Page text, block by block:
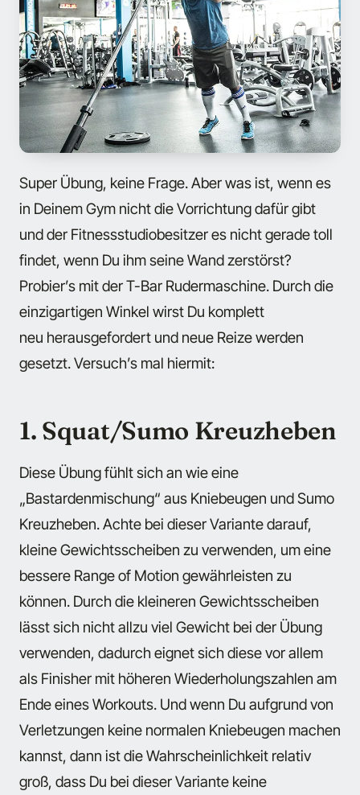
Super Übung, keine Frage. Aber was ist, wenn es
in Deinem Gym nicht die Vorrichtung dafür gibt
und der Fitnessstudiobesitzer es nicht gerade toll
findet, wenn Du ihm seine Wand zerstörst?
Probier’s mit der T-Bar Rudermaschine. Durch die
einzigartigen Winkel wirst Du komplett
neu herausgefordert und neue Reize werden
gesetzt. Versuch’s mal hiermit:
1. Squat/Sumo Kreuzheben
Diese Übung fühlt sich an wie eine
„Bastardenmischung“ aus Kniebeugen und Sumo
Kreuzheben. Achte bei dieser Variante darauf,
kleine Gewichtsscheiben zu verwenden, um eine
bessere Range of Motion gewährleisten zu
können. Durch die kleineren Gewichtsscheiben
lässt sich nicht allzu viel Gewicht bei der Übung
verwenden, dadurch eignet sich diese vor allem
als Finisher mit höheren Wiederholungszahlen am
Ende eines Workouts. Und wenn Du aufgrund von
Verletzungen keine normalen Kniebeugen machen
kannst, dann ist die Wahrscheinlichkeit relativ
groß, dass Du bei dieser Variante keine